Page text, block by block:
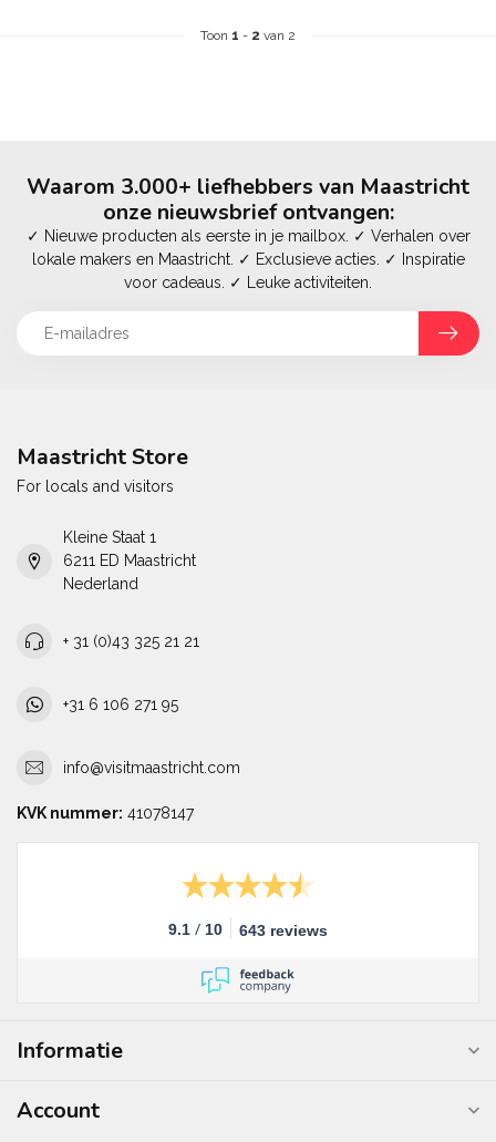
Toon 1 - 2 van 2
Waarom 3.000+ liefhebbers van Maastricht
onze nieuwsbrief ontvangen:
✓ Nieuwe producten als eerste in je mailbox. ✓ Verhalen over
lokale makers en Maastricht. ✓ Exclusieve acties. ✓ Inspiratie
voor cadeaus. ✓ Leuke activiteiten.
Maastricht Store
For locals and visitors
Kleine Staat 1
6211 ED Maastricht
Nederland
+ 31 (0)43 325 21 21
+31 6 106 271 95
info@visitmaastricht.com
KVK nummer: 41078147
9.1 / 10 643 reviews
Informatie
Account